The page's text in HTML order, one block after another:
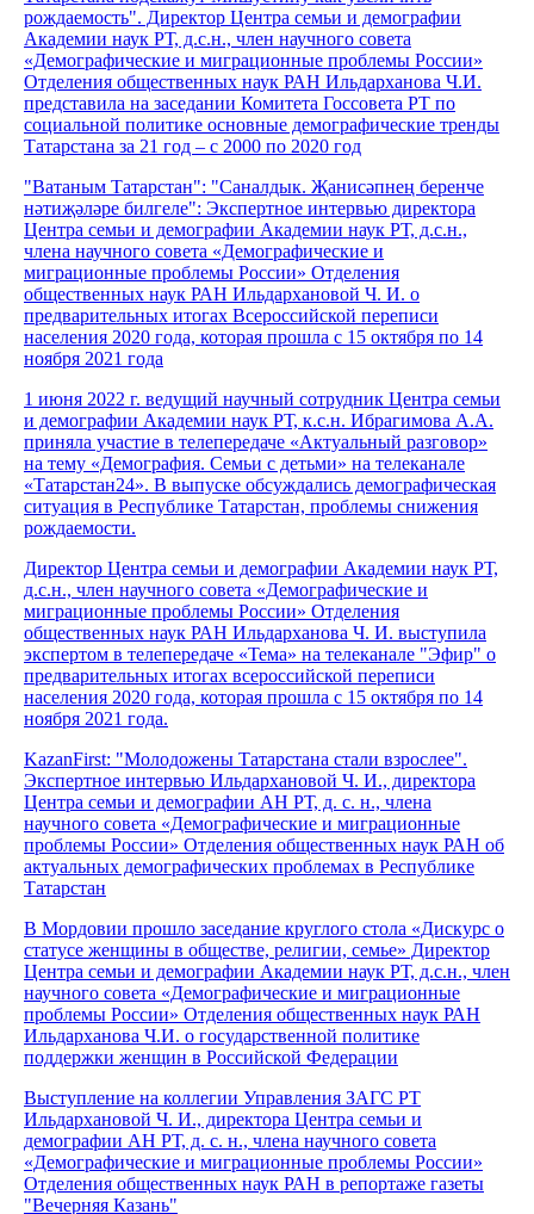
рождаемость". Директор Центра семьи и демографии
Академии наук РТ, д.с.н., член научного совета
«Демографические и миграционные проблемы России»
Отделения общественных наук РАН Ильдарханова Ч.И.
представила на заседании Комитета Госсовета РТ по
социальной политике основные демографические тренды
Татарстана за 21 год – с 2000 по 2020 год
"Ватаным Татарстан": "Саналдык. Җанисәпнең беренче
нәтиҗәләре билгеле": Экспертное интервью директора
Центра семьи и демографии Академии наук РТ, д.с.н.,
члена научного совета «Демографические и
миграционные проблемы России» Отделения
общественных наук РАН Ильдархановой Ч. И. о
предварительных итогах Всероссийской переписи
населения 2020 года, которая прошла с 15 октября по 14
ноября 2021 года
1 июня 2022 г. ведущий научный сотрудник Центра семьи
и демографии Академии наук РТ, к.с.н. Ибрагимова А.А.
приняла участие в телепередаче «Актуальный разговор»
на тему «Демография. Семьи с детьми» на телеканале
«Татарстан24». В выпуске обсуждались демографическая
ситуация в Республике Татарстан, проблемы снижения
рождаемости.
Директор Центра семьи и демографии Академии наук РТ,
д.с.н., член научного совета «Демографические и
миграционные проблемы России» Отделения
общественных наук РАН Ильдарханова Ч. И. выступила
экспертом в телепередаче «Тема» на телеканале "Эфир" о
предварительных итогах всероссийской переписи
населения 2020 года, которая прошла с 15 октября по 14
ноября 2021 года.
KazanFirst: "Молодожены Татарстана стали взрослее".
Экспертное интервью Ильдархановой Ч. И., директора
Центра семьи и демографии АН РТ, д. с. н., члена
научного совета «Демографические и миграционные
проблемы России» Отделения общественных наук РАН об
актуальных демографических проблемах в Республике
Татарстан
В Мордовии прошло заседание круглого стола «Дискурс о
статусе женщины в обществе, религии, семье» Директор
Центра семьи и демографии Академии наук РТ, д.с.н., член
научного совета «Демографические и миграционные
проблемы России» Отделения общественных наук РАН
Ильдарханова Ч.И. о государственной политике
поддержки женщин в Российской Федерации
Выступление на коллегии Управления ЗАГС РТ
Ильдархановой Ч. И., директора Центра семьи и
демографии АН РТ, д. с. н., члена научного совета
«Демографические и миграционные проблемы России»
Отделения общественных наук РАН в репортаже газеты
"Вечерняя Казань"